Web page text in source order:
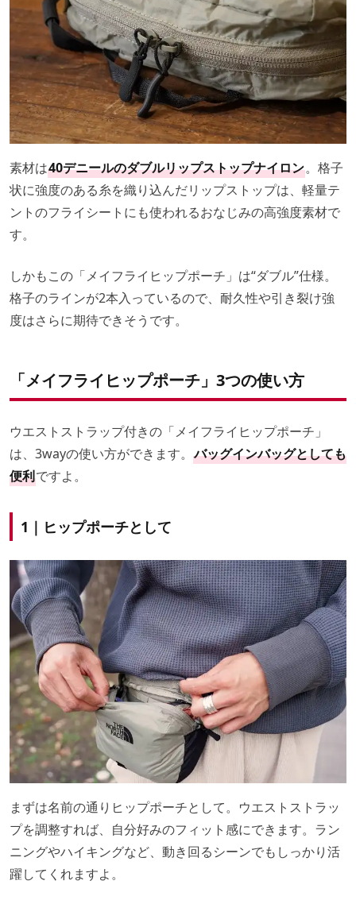
素材は40デニールのダブルリップストップナイロン。格子
状に強度のある糸を織り込んだリップストップは、軽量テ
ントのフライシートにも使われるおなじみの高強度素材で
す。
しかもこの「メイフライヒップポーチ」は“ダブル”仕様。
格子のラインが2本入っているので、耐久性や引き裂け強
度はさらに期待できそうです。
「メイフライヒップポーチ」3つの使い方
ウエストストラップ付きの「メイフライヒップポーチ」
は、3wayの使い方ができます。 バッグインバッグとしても
便利ですよ。
1｜ヒップポーチとして
まずは名前の通りヒップポーチとして。ウエストストラッ
プを調整すれば、自分好みのフィット感にできます。ラン
ニングやハイキングなど、動き回るシーンでもしっかり活
躍してくれますよ。